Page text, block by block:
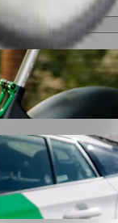
prendra